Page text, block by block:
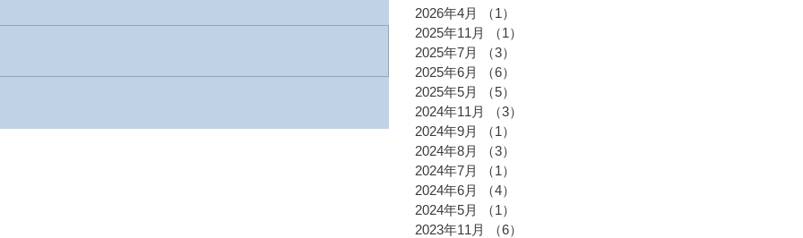
2026年4月 （1）
2025年11月
（1）
2025年7月
（3）
2025年6月
（6）
2025年5月
（5）
2024年11月
（3）
2024年9月
（1）
2024年8月
（3）
2024年7月
（1）
2024年6月
（4）
2024年5月
（1）
2023年11月
（6）